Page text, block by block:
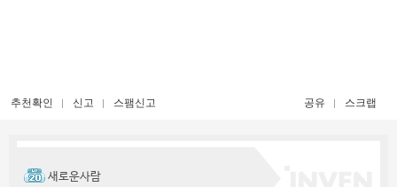
추천확인 신고 스팸신고 공유 스크랩
새로운사람